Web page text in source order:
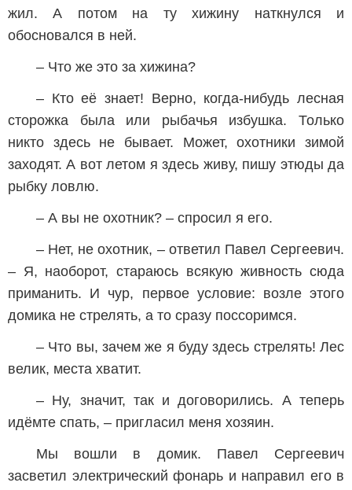
жил. А потом на ту хижину наткнулся и
обосновался в ней.
– Что же это за хижина?
– Кто её знает! Верно, когда-нибудь лесная
сторожка была или рыбачья избушка. Только
никто здесь не бывает. Может, охотники зимой
заходят. А вот летом я здесь живу, пишу этюды да
рыбку ловлю.
– А вы не охотник? – спросил я его.
– Нет, не охотник, – ответил Павел Сергеевич.
– Я, наоборот, стараюсь всякую живность сюда
приманить. И чур, первое условие: возле этого
домика не стрелять, а то сразу поссоримся.
– Что вы, зачем же я буду здесь стрелять! Лес
велик, места хватит.
– Ну, значит, так и договорились. А теперь
идёмте спать, – пригласил меня хозяин.
Мы вошли в домик. Павел Сергеевич
засветил электрический фонарь и направил его в